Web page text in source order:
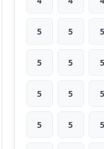
5 5 5
5 5 5
5 5 5
5 5 5